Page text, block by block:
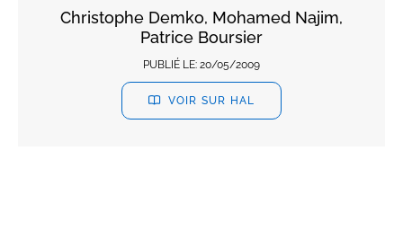
Christophe Demko, Mohamed Najim,
Patrice Boursier
PUBLIÉ LE: 20/05/2009
VOIR SUR HAL